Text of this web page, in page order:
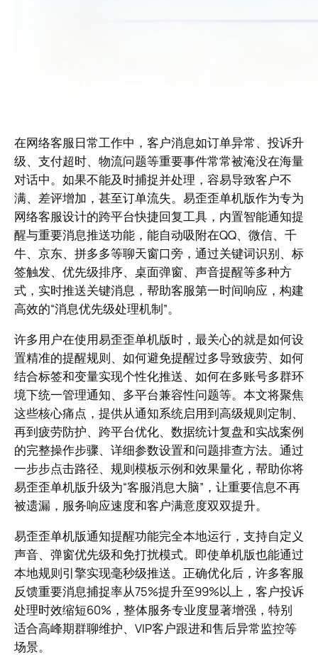
在网络客服日常工作中，客户消息如订单异常、投诉升
级、支付超时、物流问题等重要事件常常被淹没在海量
对话中。如果不能及时捕捉并处理，容易导致客户不
满、差评增加，甚至订单流失。易歪歪单机版作为专为
网络客服设计的跨平台快捷回复工具，内置智能通知提
醒与重要消息推送功能，能自动吸附在QQ、微信、千
牛、京东、拼多多等聊天窗口旁，通过关键词识别、标
签触发、优先级排序、桌面弹窗、声音提醒等多种方
式，实时推送关键消息，帮助客服第一时间响应，构建
高效的“消息优先级处理机制”。
许多用户在使用易歪歪单机版时，最关心的就是如何设
置精准的提醒规则、如何避免提醒过多导致疲劳、如何
结合标签和变量实现个性化推送、如何在多账号多群环
境下统一管理通知、多平台兼容性问题等。本文将聚焦
这些核心痛点，提供从通知系统启用到高级规则定制、
再到疲劳防护、跨平台优化、数据统计复盘和实战案例
的完整操作步骤、详细参数设置和问题排查方法。通过
一步步点击路径、规则模板示例和效果量化，帮助你将
易歪歪单机版升级为“客服消息大脑”，让重要信息不再
被遗漏，服务响应速度和客户满意度双双提升。
易歪歪单机版通知提醒功能完全本地运行，支持自定义
声音、弹窗优先级和免打扰模式。即使单机版也能通过
本地规则引擎实现毫秒级推送。正确优化后，许多客服
反馈重要消息捕捉率从75%提升至99%以上，客户投诉
处理时效缩短60%，整体服务专业度显著增强，特别
适合高峰期群聊维护、VIP客户跟进和售后异常监控等
场景。